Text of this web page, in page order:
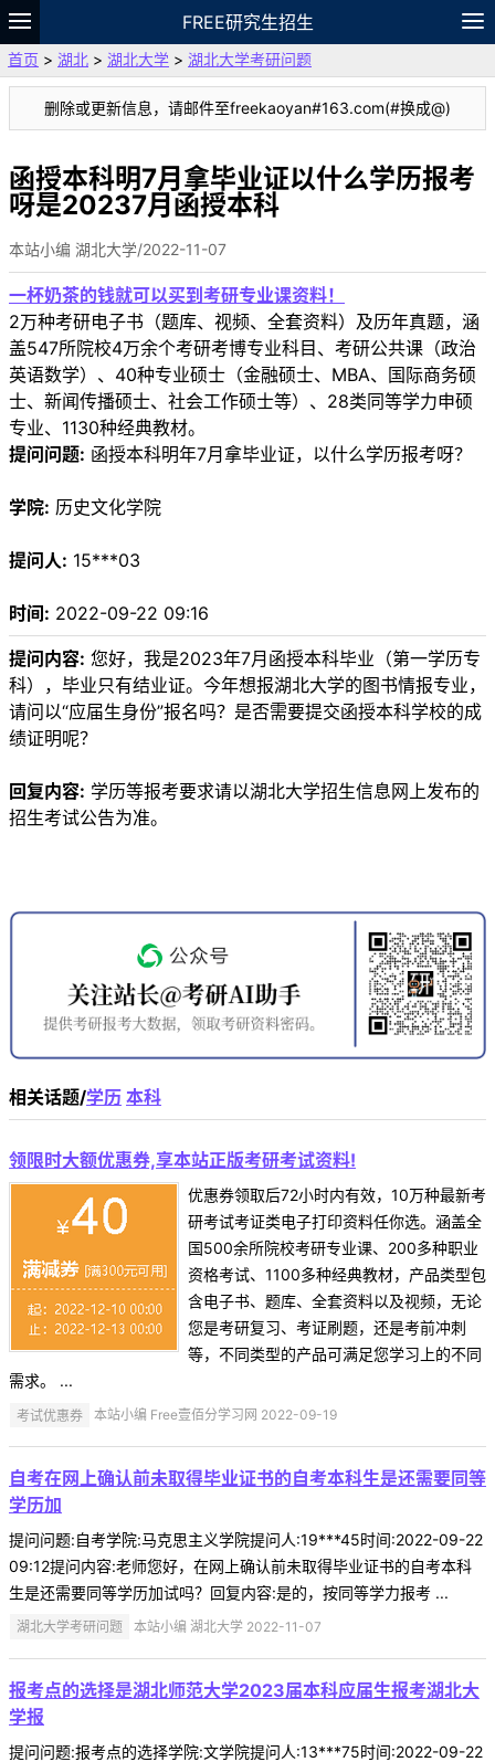
FREE研究生招生
题库
故事 专题 APP 笔记
VIP
资料
首页 > 湖北 > 湖北大学 > 湖北大学考研问题
删除或更新信息，请邮件至freekaoyan#163.com(#换成@)
函授本科明7月拿毕业证以什么学历报考
呀是20237月函授本科
本站小编 湖北大学/2022-11-07
一杯奶茶的钱就可以买到考研专业课资料！
2万种考研电子书（题库、视频、全套资料）及历年真题，涵
盖547所院校4万余个考研考博专业科目、考研公共课（政治
英语数学）、40种专业硕士（金融硕士、MBA、国际商务硕
士、新闻传播硕士、社会工作硕士等）、28类同等学力申硕
专业、1130种经典教材。
提问问题: 函授本科明年7月拿毕业证，以什么学历报考呀？
学院: 历史文化学院
提问人: 15***03
时间: 2022-09-22 09:16
提问内容: 您好，我是2023年7月函授本科毕业（第一学历专
科），毕业只有结业证。今年想报湖北大学的图书情报专业，
请问以“应届生身份”报名吗？是否需要提交函授本科学校的成
绩证明呢？
回复内容: 学历等报考要求请以湖北大学招生信息网上发布的
招生考试公告为准。
相关话题/学历 本科
领限时大额优惠券,享本站正版考研考试资料!
优惠券领取后72小时内有效，10万种最新考
研考试考证类电子打印资料任你选。涵盖全
国500余所院校考研专业课、200多种职业
资格考试、1100多种经典教材，产品类型包
含电子书、题库、全套资料以及视频，无论
您是考研复习、考证刷题，还是考前冲刺
等，不同类型的产品可满足您学习上的不同
需求。 ...
考试优惠券 本站小编 Free壹佰分学习网 2022-09-19
自考在网上确认前未取得毕业证书的自考本科生是还需要同等
学历加
提问问题:自考学院:马克思主义学院提问人:19***45时间:2022-09-22
09:12提问内容:老师您好，在网上确认前未取得毕业证书的自考本科
生是还需要同等学历加试吗？回复内容:是的，按同等学力报考 ...
湖北大学考研问题 本站小编 湖北大学 2022-11-07
报考点的选择是湖北师范大学2023届本科应届生报考湖北大
学报
提问问题:报考点的选择学院:文学院提问人:13***75时间:2022-09-22